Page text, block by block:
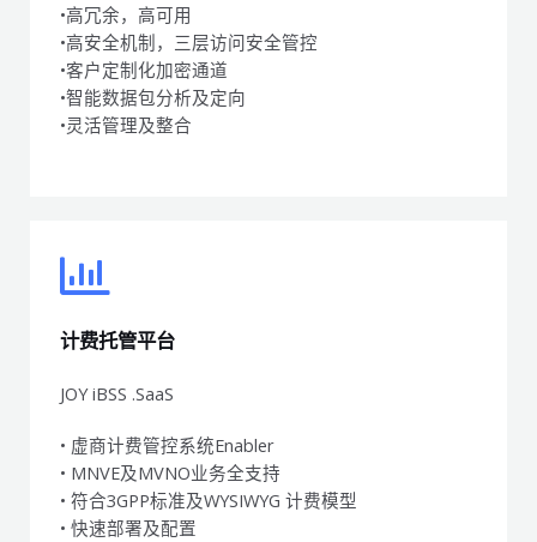
•高冗余，高可用
•高安全机制，三层访问安全管控
•客户定制化加密通道
•智能数据包分析及定向
•灵活管理及整合
计费托管平台
JOY iBSS .SaaS
• 虚商计费管控系统Enabler
• MNVE及MVNO业务全支持
• 符合3GPP标准及WYSIWYG 计费模型
• 快速部署及配置